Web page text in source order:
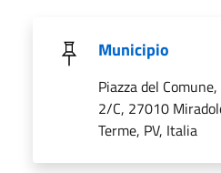
Municipio
Piazza del Comune,
2/C, 27010
Terme, PV, Italia